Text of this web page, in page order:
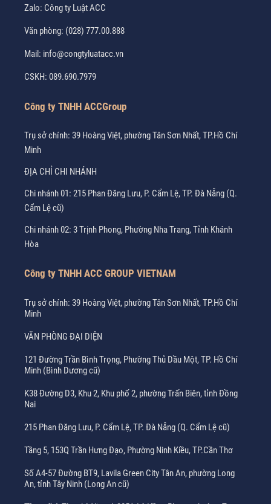
Zalo: Công ty Luật ACC
Văn phòng: (028) 777.00.888
Mail: info@congtyluatacc.vn
CSKH: 089.690.7979
Công ty TNHH ACCGroup
Trụ sở chính: 39 Hoàng Việt, phường Tân Sơn Nhất, TP.Hồ Chí
Minh
ĐỊA CHỈ CHI NHÁNH
Chi nhánh 01: 215 Phan Đăng Lưu, P. Cẩm Lệ, TP. Đà Nẵng (Q.
Cẩm Lệ cũ)
Chi nhánh 02: 3 Trịnh Phong, Phường Nha Trang, Tỉnh Khánh
Hòa
Công ty TNHH ACC GROUP VIETNAM
Trụ sở chính: 39 Hoàng Việt, phường Tân Sơn Nhất, TP.Hồ Chí
Minh
VĂN PHÒNG ĐẠI DIỆN
121 Đường Trần Bình Trọng, Phường Thủ Dầu Một, TP. Hồ Chí
Minh (Bình Dương cũ)
K38 Đường D3, Khu 2, Khu phố 2, phường Trấn Biên, tỉnh Đồng
Nai
215 Phan Đăng Lưu, P. Cẩm Lệ, TP. Đà Nẵng (Q. Cẩm Lệ cũ)
Tầng 5, 153Q Trần Hưng Đạo, Phường Ninh Kiều, TP.Cần Thơ
Số A4-57 Đường BT9, Lavila Green City Tân An, phường Long
An, tỉnh Tây Ninh (Long An cũ)